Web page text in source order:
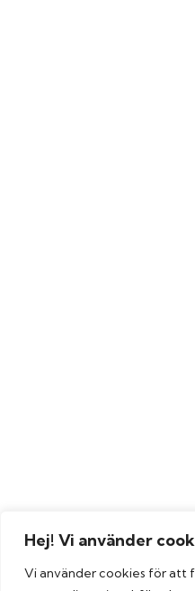
Hej! Vi använder
Vi använder cookies för att